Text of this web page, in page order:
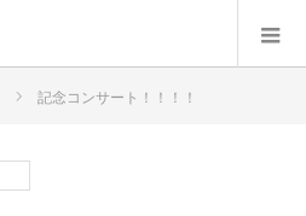
記念コンサート！！！！